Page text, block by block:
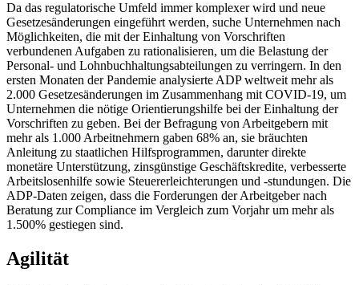
Da das regulatorische Umfeld immer komplexer wird und neue
Gesetzesänderungen eingeführt werden, suche Unternehmen nach
Möglichkeiten, die mit der Einhaltung von Vorschriften
verbundenen Aufgaben zu rationalisieren, um die Belastung der
Personal- und Lohnbuchhaltungsabteilungen zu verringern. In den
ersten Monaten der Pandemie analysierte ADP weltweit mehr als
2.000 Gesetzesänderungen im Zusammenhang mit COVID-19, um
Unternehmen die nötige Orientierungshilfe bei der Einhaltung der
Vorschriften zu geben. Bei der Befragung von Arbeitgebern mit
mehr als 1.000 Arbeitnehmern gaben 68% an, sie bräuchten
Anleitung zu staatlichen Hilfsprogrammen, darunter direkte
monetäre Unterstützung, zinsgünstige Geschäftskredite, verbesserte
Arbeitslosenhilfe sowie Steuererleichterungen und -stundungen. Die
ADP-Daten zeigen, dass die Forderungen der Arbeitgeber nach
Beratung zur Compliance im Vergleich zum Vorjahr um mehr als
1.500% gestiegen sind.
Agilität